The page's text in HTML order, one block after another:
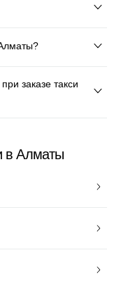
заказе такси
в Алматы